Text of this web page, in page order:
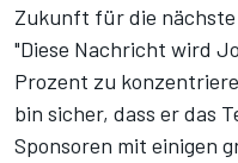
Zukunft für die
"Diese Nachricht wird
Prozent zu
bin sicher, dass er das
Sponsoren mit einigen